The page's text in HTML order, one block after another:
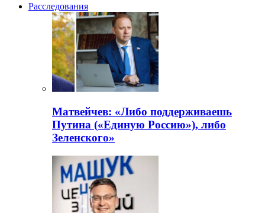
Расследования
Матвейчев: «Либо поддерживаешь
Путина («Единую Россию»), либо
Зеленского»